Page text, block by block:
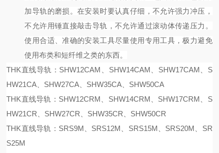
加导轨的磨损。在安装时要认真仔细，不允许强力冲压，
不允许用锤直接敲击导轨，不允许通过滚动体传递压力。
使用合适、准确的安装工具尽量使用专用工具，极力避免
使用布类和短纤维之类的东西。
THK直线导轨：SHW12CAM、SHW14CAM、SHW17CAM、S
HW21CA、SHW27CA、SHW35CA、SHW50CA
THK直线导轨：SHW12CRM、SHW14CRM、SHW17CRM、S
HW21CR、SHW27CR、SHW35CR、SHW50CR
THK直线导轨：SRS9M、SRS12M、SRS15M、SRS20M、SR
S25M